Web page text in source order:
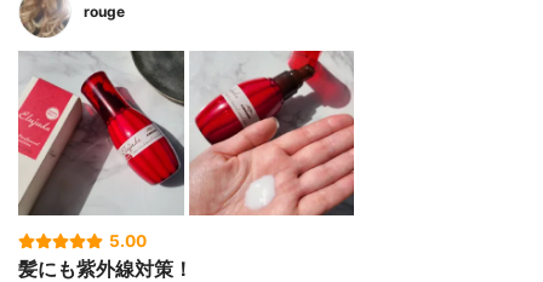
rouge
5.00
髪にも紫外線対策！